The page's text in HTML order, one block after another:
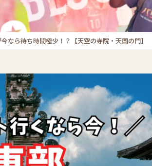
なら待ち時間極少！？【天空の寺院・天国の門】